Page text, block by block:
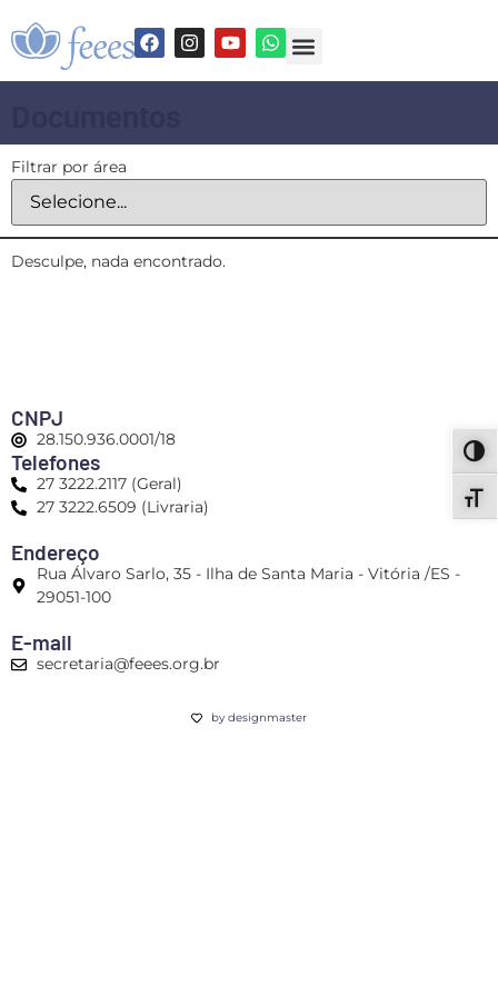
Filtrar por área
Desculpe, nada encontrado.
CNPJ
28.150.936.0001/18
Telefones
27 3222.2117 (Geral)
27 3222.6509 (Livraria)
Endereço
Rua Álvaro Sarlo, 35 - Ilha de Santa Maria - Vitória /ES -
29051-100
E-mail
secretaria@feees.org.br
by designmaster